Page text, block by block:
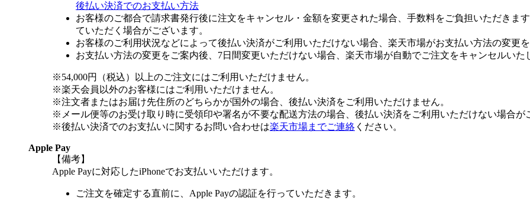
後払い決済でのお支払い方法
お客様のご都合で請求書発行後に注文をキャンセル・金額を変更された場合、手数料をご負担いただきま
ていただく場合がございます。
お客様のご利用状況などによって後払い決済がご利用いただけない場合、楽天市場がお支払い方法の変更を
お支払い方法の変更をご案内後、7日間変更いただけない場合、楽天市場が自動でご注文をキャンセルいた
※54,000円（税込）以上のご注文にはご利用いただけません。
※楽天会員以外のお客様にはご利用いただけません。
※注文者またはお届け先住所のどちらかが国外の場合、後払い決済をご利用いただけません。
※メール便等のお受け取り時に受領印や署名が不要な配送方法の場合、後払い決済をご利用いただけない場合が
※後払い決済でのお支払いに関するお問い合わせは楽天市場までご連絡 ください。
Apple Pay
【備考】
Apple Payに対応したiPhoneでお支払いいただけます。
ご注文を確定する直前に、Apple Payの認証を行っていただきます。